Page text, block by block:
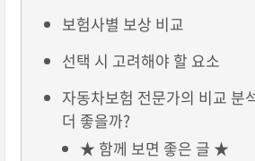
보험사별 보상 비교
선택 시 고려해야 할 요소
자동차보험 전문가의 비교 분
더 좋을까?
★ 함께 보면 좋은 글 ★